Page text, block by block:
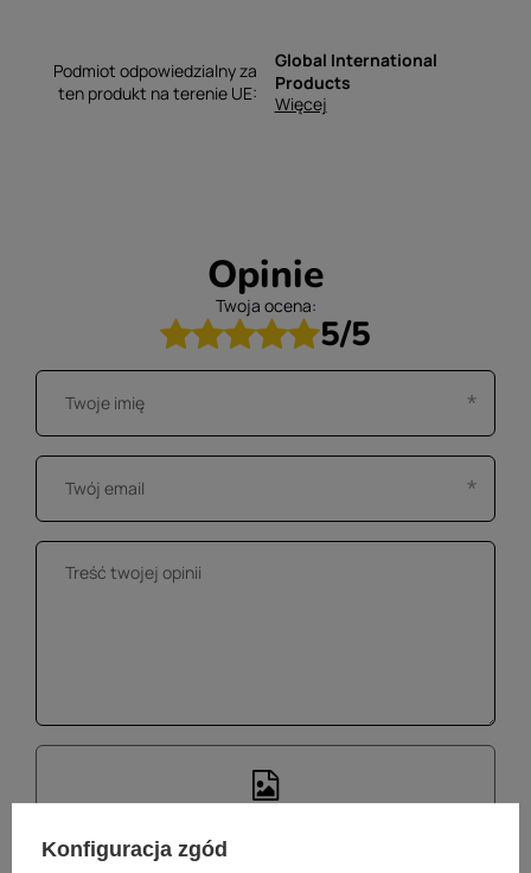
Podmiot odpowiedzialny za
ten produkt na terenie UE
Global International
Products
Więcej
Opinie
Twoja ocena:
5/5
Dodaj własne zdjęcie produktu:
Wybierz plik
Nie wybrano pliku
Konfiguracja zgód